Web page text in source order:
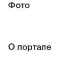
Фото
О портале